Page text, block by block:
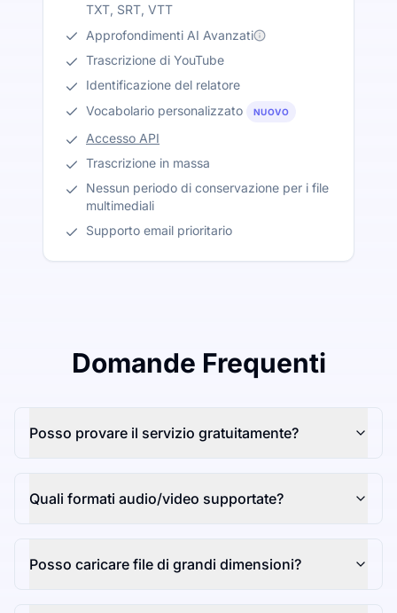
TXT, SRT, VTT
Approfondimenti AI Avanzati
Trascrizione di YouTube
Identificazione del relatore
Vocabolario personalizzato
NUOVO
Accesso API
Trascrizione in massa
Nessun periodo di conservazione per i file
multimediali
Supporto email prioritario
Domande Frequenti
Posso provare il servizio gratuitamente?
Quali formati audio/video supportate?
Posso caricare file di grandi dimensioni?